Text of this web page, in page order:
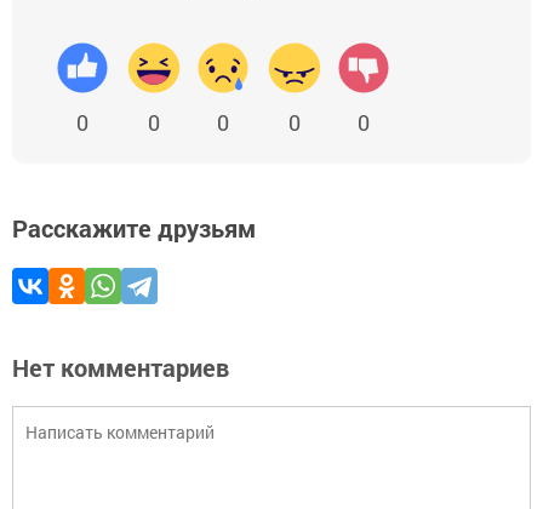
0 0 0 0 0
Расскажите друзьям
Нет комментариев